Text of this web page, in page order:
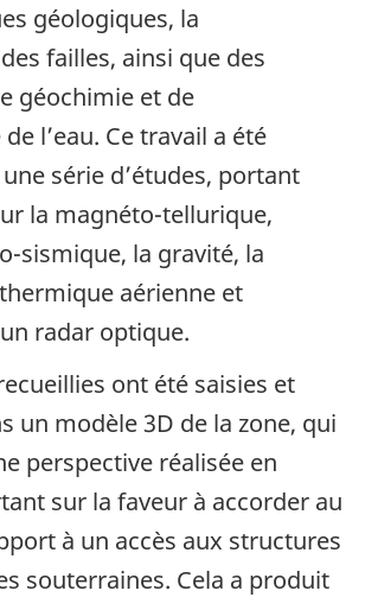
géologiques, la
failles, ainsi que des
géochimie et de
l’eau. Ce travail a été
série d’études, portant
la magnéto-tellurique,
sismique, la gravité, la
aérienne et
radar optique.
ont été saisies et
un modèle 3D de la zone, qui
perspective réalisée en
sur la faveur à accorder au
à un accès aux structures
souterraines. Cela a produit